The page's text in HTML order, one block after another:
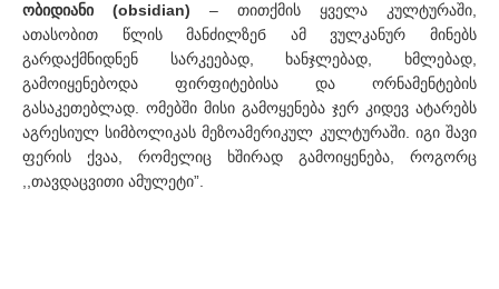
ობიდიანი (obsidian) – თითქმის ყველა კულტურაში,
ათასობით წლის მანძილზეб ამ ვულკანურ მინებს
გარდაქმნიდნენ სარკეებად, ხანჯლებად, ხმლებად,
გამოიყენებოდა ფირფიტებისა და ორნამენტების
გასაკეთებლად. ომებში მისი გამოყენება ჯერ კიდევ ატარებს
აგრესიულ სიმბოლიკას მეზოამერიკულ კულტურაში. იგი შავი
ფერის ქვაა, რომელიც ხშირად გამოიყენება, როგორც
,,თავდაცვითი ამულეტი”.